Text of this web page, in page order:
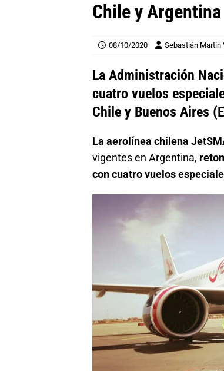
Chile y
08/10/2020 Sebastián Martín
La Administración
cuatro vuelos
Chile y Buenos Aires
La aerolínea chilena
vigentes en Argentina,
con cuatro vuelos